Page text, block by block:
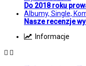
Do 2018 roku
Albumy, Single,
Nasze recenzje
Informacje